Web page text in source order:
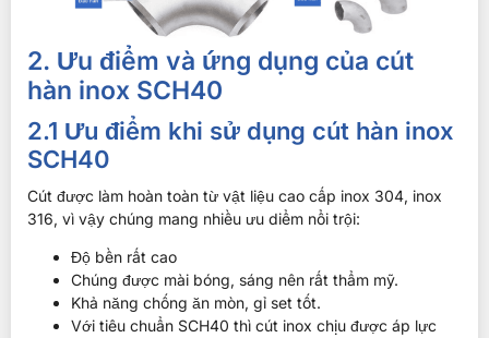
2. Ưu điểm và ứng dụng của cút
hàn inox SCH40
2.1 Ưu điểm khi sử dụng cút hàn inox
SCH40
Cút được làm hoàn toàn từ vật liệu cao cấp inox 304, inox
316, vì vậy chúng mang nhiều ưu diểm nổi trội:
Độ bền rất cao
Chúng được mài bóng, sáng nên rất thẩm mỹ.
Khả năng chống ăn mòn, gỉ set tốt.
Với tiêu chuẩn SCH40 thì cút inox chịu được áp lực